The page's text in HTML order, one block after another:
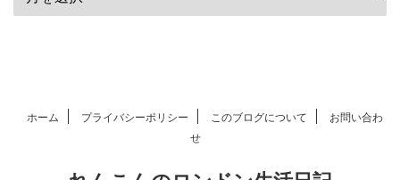
ホーム プライバシーポリシー このブログについて
お問い合わ
せ